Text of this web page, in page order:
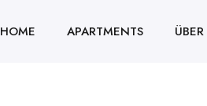
HOME APARTMENTS